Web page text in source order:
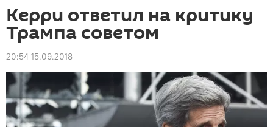
Керри ответил на критику
Трампа советом
20:54 15.09.2018